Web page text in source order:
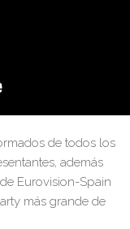
de todos los
además
Eurovision-Spain
más grande de